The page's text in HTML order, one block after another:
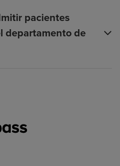
pacientes
departamento de